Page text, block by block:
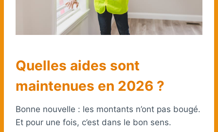
Quelles aides sont
maintenues en 2026 ?
Bonne nouvelle : les montants n’ont pas bougé.
Et pour une fois, c’est dans le bon sens.